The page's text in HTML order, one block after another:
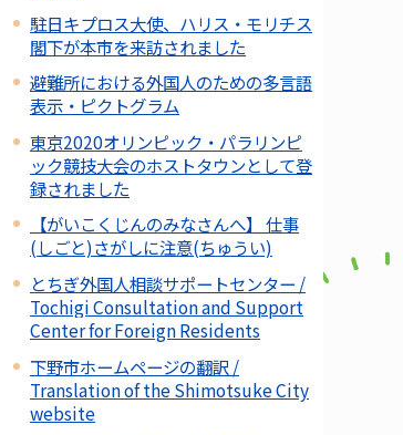
駐日キプロス大使、ハリス・モリチス
閣下が本市を来訪されました
避難所における外国人のための多言語
表示・ピクトグラム
東京2020オリンピック・パラリンピ
ック競技大会のホストタウンとして登
録されました
【がいこくじんのみなさんへ】 仕事
(しごと)さがしに注意(ちゅうい)
とちぎ外国人相談サポートセンター /
Tochigi Consultation and Support
Center for Foreign Residents
下野市ホームページの翻訳 /
Translation of the Shimotsuke City
website